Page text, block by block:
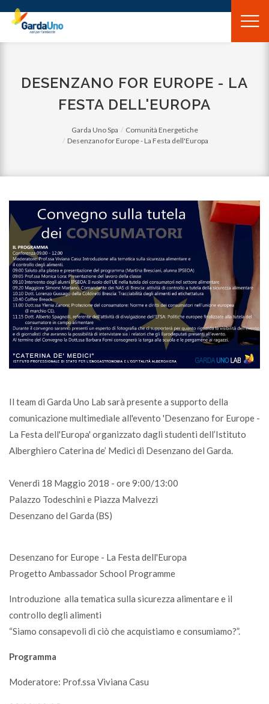
Gardauno
Spa
DESENZANO FOR EUROPE - LA
FESTA DELL'EUROPA
Garda Uno Spa
Comunità Energetiche
Desenzano for Europe - La Festa dell'Europa
Il team di Garda Uno Lab sarà presente a supporto della
comunicazione multimediale all'evento 'Desenzano for Europe -
La Festa dell'Europa' organizzato dagli studenti dell’Istituto
Alberghiero Caterina de’ Medici di Desenzano del Garda.
Venerdì 18 Maggio 2018 - ore 9:00/13:00
Palazzo Todeschini e Piazza Malvezzi
Desenzano del Garda (BS)
Desenzano for Europe - La Festa dell'Europa
Progetto Ambassador School Programme
Introduzione alla tematica sulla sicurezza alimentare e il
controllo degli alimenti
“Siamo consapevoli di ciò che acquistiamo e consumiamo?”.
Programma
Moderatore: Prof.ssa Viviana Casu